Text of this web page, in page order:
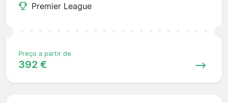
Premier League
Preço a partir de
392 €